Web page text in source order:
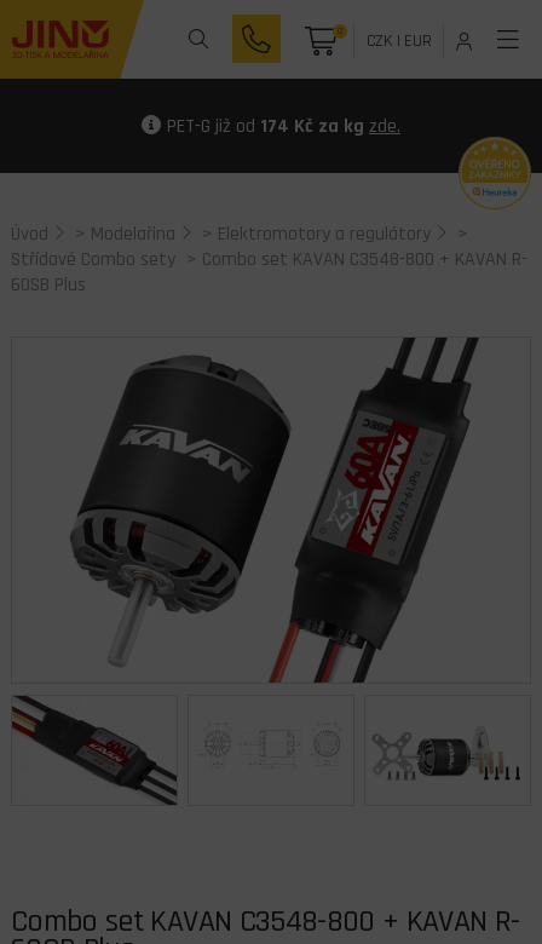
0 CZK| EUR
PET-G již od 174 Kč za kg zde.
Úvod > Modelařina > Elektromotory a regulátory
>
Střídavé Combo sety > Combo set KAVAN C3548-800 + KAVAN R-
60SB Plus
Combo set KAVAN C3548-800 + KAVAN R-